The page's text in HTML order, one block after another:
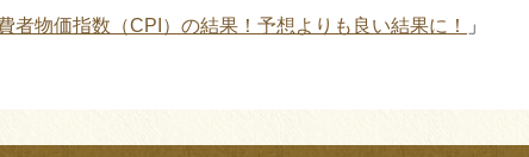
者物価指数（CPI）の結果！予想よりも良い結果に！ 」